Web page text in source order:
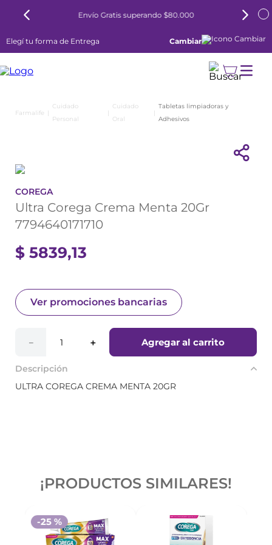
Envío Gratis superando $80.000
Elegí tu forma de Entrega Cambiar
Cuidado
Personal
Cuidado
Oral
Tabletas limpiadoras y
Adhesivos
COREGA
Ultra Corega Crema Menta 20Gr
7794640171710
$ 5839,13
Ver promociones bancarias
＋
－ Agregar al carrito
Descripción
ULTRA COREGA CREMA MENTA 20GR
¡PRODUCTOS SIMILARES!
-25 %